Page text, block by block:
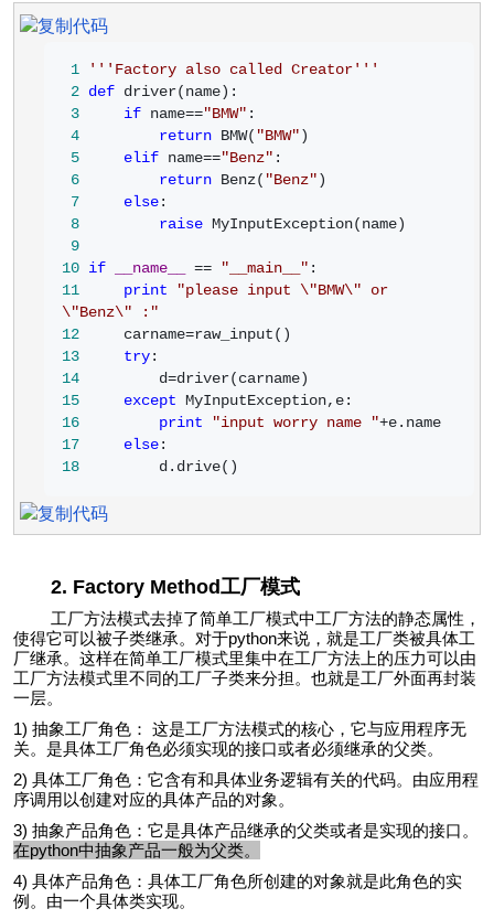
1 ''' Factory also called Creator '''
2 def
3
if name=="BMW"
4
return BMW( "BMW"
5
elif name=="Benz"
6
return Benz( "Benz"
7
else
8
raise
9
10 if __name__ == " __main__ "
11
print "please input \"BMW\" or
\"Benz\" : "
12
     carname=
13
try
14
         d=
15
except
16
print "input worry name "+
17
else
18
         d.drive()
2. Factory Method工厂模式
工厂方法模式去掉了简单工厂模式中工厂方法的静态属性，
使得它可以被子类继承。对于python来说，就是工厂类被具体工
厂继承。这样在简单工厂模式里集中在工厂方法上的压力可以由
工厂方法模式里不同的工厂子类来分担。也就是工厂外面再封装
一层。
1) 抽象工厂角色： 这是工厂方法模式的核心，它与应用程序无
关。是具体工厂角色必须实现的接口或者必须继承的父类。
2) 具体工厂角色：它含有和具体业务逻辑有关的代码。由应用程
序调用以创建对应的具体产品的对象。
3) 抽象产品角色：它是具体产品继承的父类或者是实现的接口。
在python中抽象产品一般为父类。
4) 具体产品角色：具体工厂角色所创建的对象就是此角色的实
例。由一个具体类实现。